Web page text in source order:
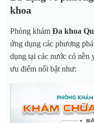
khoa
Phòng khám Đa khoa
ứng dụng các phương
dụng tại các nước có nền
ưu điểm nổi bật như: